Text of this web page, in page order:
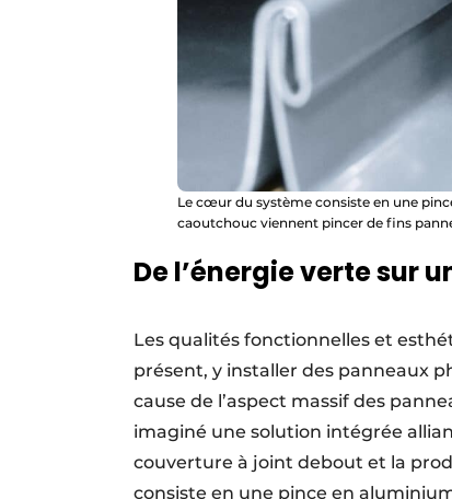
Le cœur du système consiste en une
caoutchouc viennent pincer de fins
De l’énergie verte sur
Les qualités fonctionnelles et
présent, y installer des panneaux
cause de l’aspect massif des
imaginé une solution intégrée
couverture à joint debout et la
consiste en une pince en